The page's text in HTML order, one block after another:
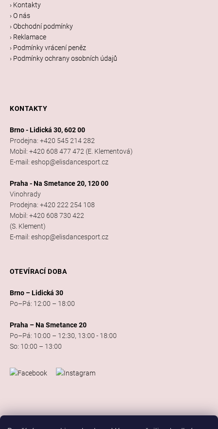
› Kontakty
› O nás
› Obchodní podmínky
› Reklamace
› Podmínky vrácení peněz
› Podmínky ochrany osobních údajů
KONTAKTY
Brno - Lidická 30, 602 00
Prodejna: +420 545 214 282
Mobil: +420 608 477 472 (E. Klementová)
E-mail: eshop@elisdancesport.cz
Praha - Na Smetance 20, 120 00
Vinohrady
Prodejna: +420 222 254 108
Mobil: +420 608 730 422
(S. Klement)
E-mail: eshop@elisdancesport.cz
OTEVÍRACÍ DOBA
Brno – Lidická 30
Po–Pá: 12:00 – 18:00
Praha – Na Smetance 20
Po–Pá: 10:00 – 12:30, 13:00 - 18:00
So: 10:00 – 13:00